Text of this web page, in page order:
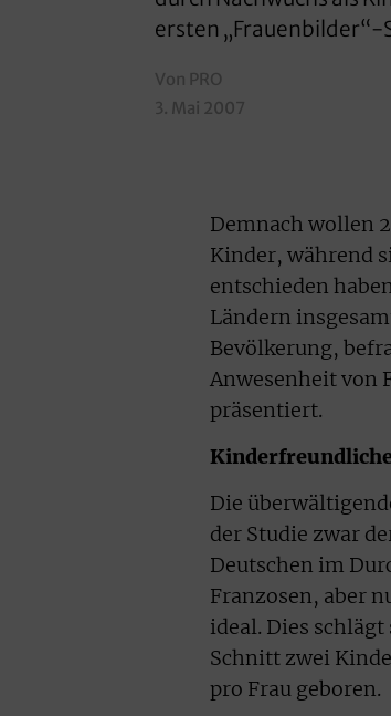
ersten „Frauenbilder“-
Von PRO
3. Mai 2007
Demnach wollen
Kinder, während
entschieden
Ländern
Bevölkerung,
Anwesenheit von
präsentiert.
Die
der Studie zwar
Deutschen im
Franzosen, aber
ideal. Dies
Schnitt zwei
pro Frau geboren.